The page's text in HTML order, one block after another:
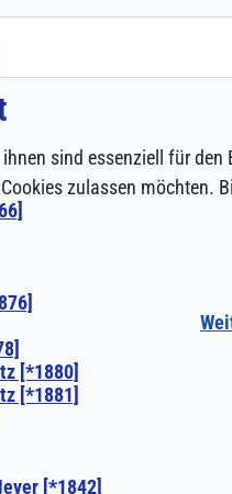
sind essenziell für
zulassen